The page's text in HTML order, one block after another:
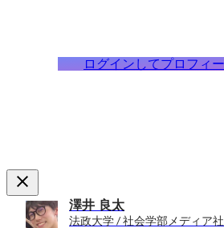
ログインしてプロフィ
澤井 良太
法政大学 / 社会学部メディア